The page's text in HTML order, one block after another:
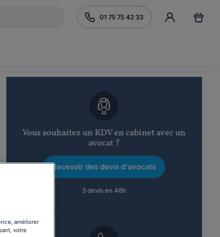
01 75 75 42 33
Vous souhaitez un RDV en cabinet avec un
avocat ?
Recevoir des devis d'avocats
3 devis en 48h
améliorer
votre